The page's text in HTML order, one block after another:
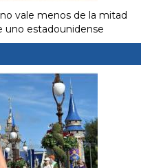
vale menos de la mitad
uno estadounidense